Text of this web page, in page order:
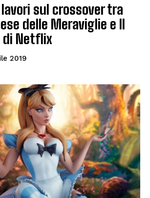
sul crossover tra
delle Meraviglie e Il
di Netflix
2019